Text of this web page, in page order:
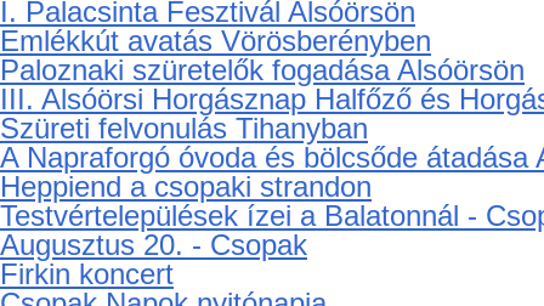
A XVI. Garda Fesztivál nyitó napja
Jövőre veled ugyanitt - Bemutató a
Őszi találka a Plul malomnál
Tökfesztivál Balatonalmádiban
Lengyel szobrok avatása
I. Palacsinta Fesztivál Alsóörsön
Emlékkút avatás Vörösberényben
Paloznaki szüretelők fogadása Alsóörsön
III. Alsóörsi Horgásznap Halfőző és
Szüreti felvonulás Tihanyban
A Napraforgó óvoda és bölcsőde átadása